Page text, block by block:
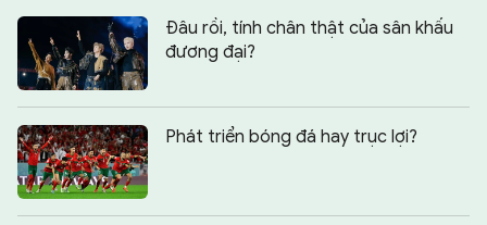
Đâu rồi, tính chân thật của sân khấu
đương đại?
Phát triển bóng đá hay trục lợi?